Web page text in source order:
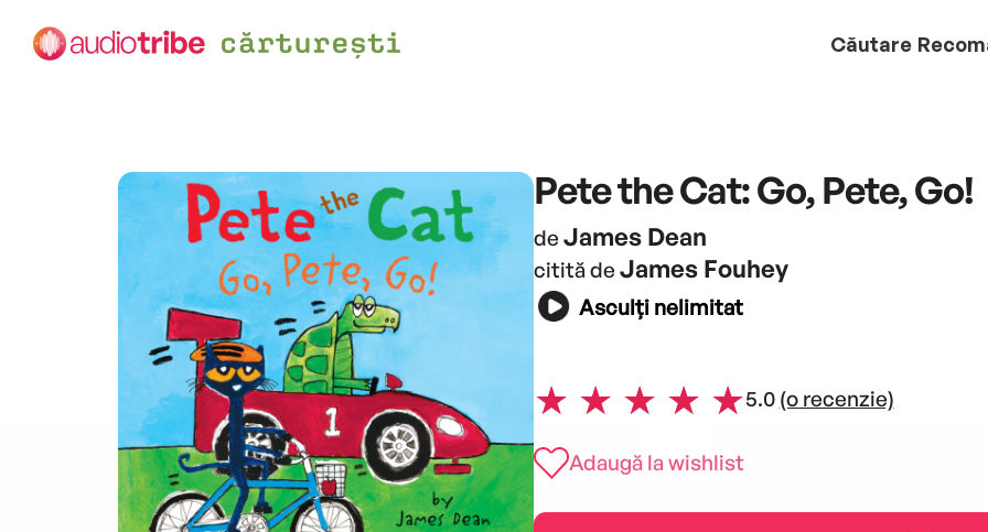
Căutare
Pete the Cat: Go, Pete, Go!
de James Dean
citită de James Fouhey
Asculți nelimitat
5.0 (o recenzie)
Adaugă la wishlist